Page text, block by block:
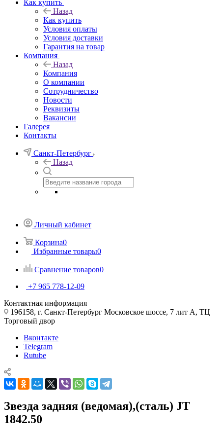
Как купить
Назад
Как купить
Условия оплаты
Условия доставки
Гарантия на товар
Компания
Назад
Компания
О компании
Сотрудничество
Новости
Реквизиты
Вакансии
Галерея
Контакты
Санкт-Петербург
Назад
Личный кабинет
Корзина0
Избранные товары0
Сравнение товаров0
+7 965 778-12-09
Контактная информация
196158, г. Санкт-Петербург Московское шоссе, 7 лит А, ТЦ
Торговый двор
Вконтакте
Telegram
Rutube
Звезда задняя (ведомая),(сталь) JT
1842.50